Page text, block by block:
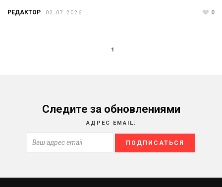
РЕДАКТОР 02.07.2026 0
1
Следите за обновлениями
АДРЕС EMAIL: